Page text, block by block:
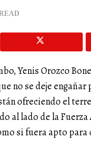
Yenis Orozco
no se deje engañar
ofreciendo el
al lado de la
si fuera apto